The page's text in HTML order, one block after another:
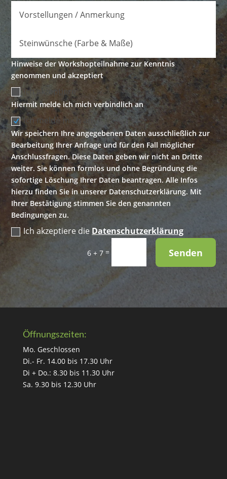
Hinweise der Workshopteilnahme zur Kenntnis
genommen und akzeptiert
Ich akzeptiere
Hiermit melde ich mich verbindlich an
Ich melde mich an
Wir speichern Ihre angegebenen Daten ausschließlich zur
Bearbeitung Ihrer Anfrage und für den Fall möglicher
Anschlussfragen. Diese Daten geben wir nicht an Dritte
weiter. Sie können formlos und ohne Begründung die
sofortige Löschung Ihrer Daten beantragen. Alle Infos
hierzu finden Sie in unserer Datenschutzerklärung. Mit
Ihrer Bestätigung stimmen Sie den genannten
Bedingungen zu.
Ich akzeptiere die Datenschutzerklärung
6 + 7= Senden
Öffnungszeiten:
Mo. Geschlossen
Di.- Fr. 14.00 bis 17.30 Uhr
Di + Do.: 8.30 bis 11.30 Uhr
Sa. 9.30 bis 12.30 Uhr